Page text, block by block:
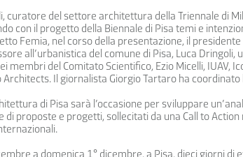
curatore del settore architettura della Triennale di
con il progetto della Biennale di Pisa temi e
Femia, nel corso della presentazione, il presidente
all’urbanistica del comune di Pisa, Luca Dringoli,
membri del Comitato Scientifico, Ezio Micelli, IUAV,
Il giornalista Giorgio Tartaro ha coordinato
di Pisa sarà l’occasione per sviluppare
di proposte e progetti, sollecitati da una Call to
a domenica 1° dicembre, a Pisa, dieci giorni di